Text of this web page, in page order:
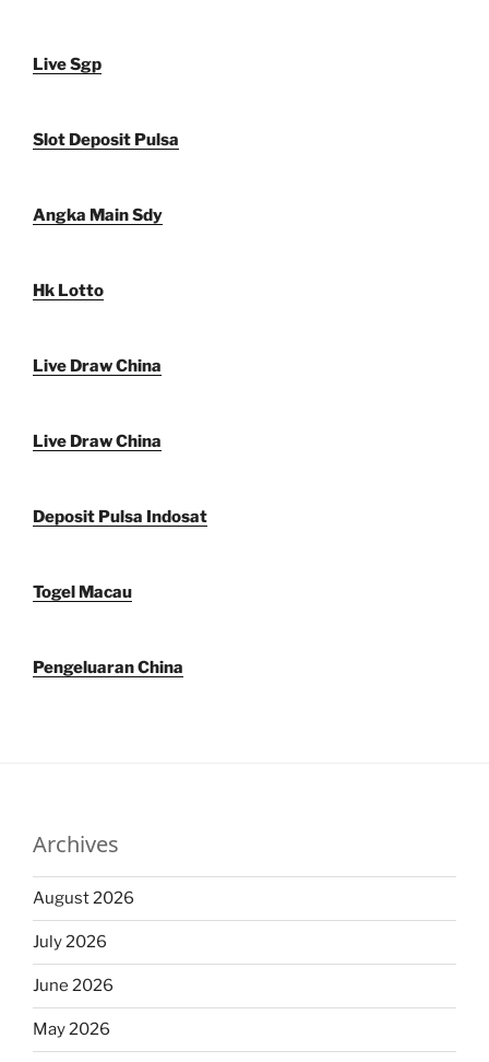
Live Sgp
Slot Deposit Pulsa
Angka Main Sdy
Hk Lotto
Live Draw China
Live Draw China
Deposit Pulsa Indosat
Togel Macau
Pengeluaran China
Archives
August 2026
July 2026
June 2026
May 2026